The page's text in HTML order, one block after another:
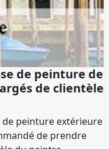
de peinture de
de clientèle
peinture extérieure
de prendre